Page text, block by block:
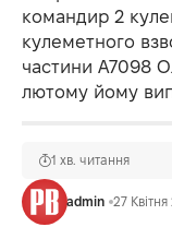
командир 2
кулеметного
частини А7098
лютому йому
admin 27
1 хв. читання